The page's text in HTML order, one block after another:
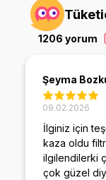
1206 yorum
Şeyma
09.02.2026
İlginiz için
kaza oldu
ilgilendilerki
çok güzel